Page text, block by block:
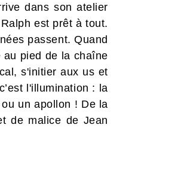
dans son atelier
est prêt à tout.
passent. Quand
au pied de la chaîne
s'initier aux us et
l'illumination : la
un apollon ! De la
de malice de Jean